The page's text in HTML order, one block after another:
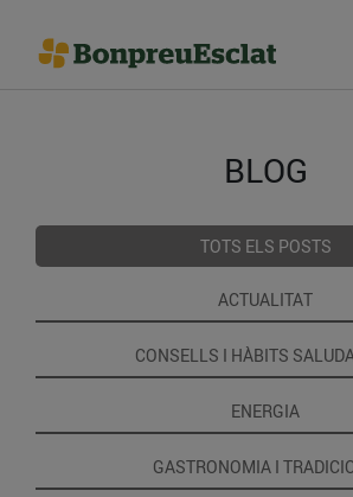
BLOG
TOTS ELS POSTS
ACTUALITAT
CONSELLS I HÀBITS
ENERGIA
GASTRONOMIA I